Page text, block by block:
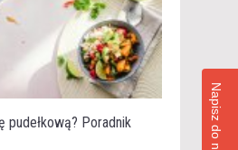
pudełkową? Poradnik